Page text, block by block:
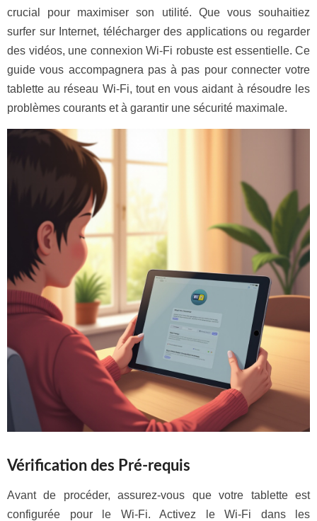
crucial pour maximiser son utilité. Que vous souhaitiez
surfer sur Internet, télécharger des applications ou regarder
des vidéos, une connexion Wi-Fi robuste est essentielle. Ce
guide vous accompagnera pas à pas pour connecter votre
tablette au réseau Wi-Fi, tout en vous aidant à résoudre les
problèmes courants et à garantir une sécurité maximale.
Vérification des Pré-requis
Avant de procéder, assurez-vous que votre tablette est
configurée pour le Wi-Fi. Activez le Wi-Fi dans les